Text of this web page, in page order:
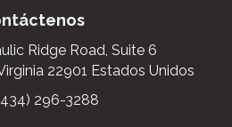
informado
modular
Advantage
Inside Modular